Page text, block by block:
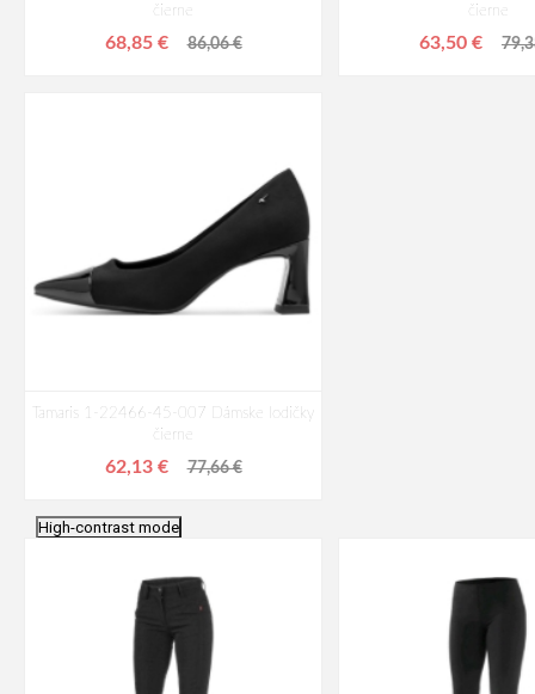
čierne
68,85 € 86,06 €
čierne
63,50 €
Tamaris 1-22466-45-007 Dámske lodičky
čierne
62,13 € 77,66 €
High-contrast mode